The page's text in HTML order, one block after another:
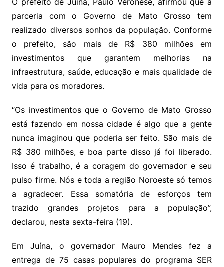
y
Li
n
k
s
A
p
p
gr
a
m
e
dI
n
l
gl
e
Cl
a
s
o
m
s
e
n
g
s
s
a
g
e
lo
o
k.
c
o
m
y
p
e
h
o
o
M
ai
l
e
a
d
s
ai
l
ar
e
O prefeito de Juína, Paulo Veronese, afirmou que a
parceria com o Governo de Mato Grosso tem
realizado diversos sonhos da população. Conforme
o prefeito, são mais de R$ 380 milhões em
investimentos que garantem melhorias na
infraestrutura, saúde, educação e mais qualidade de
vida para os moradores.
“Os investimentos que o Governo de Mato Grosso
está fazendo em nossa cidade é algo que a gente
nunca imaginou que poderia ser feito. São mais de
R$ 380 milhões, e boa parte disso já foi liberado.
Isso é trabalho, é a coragem do governador e seu
pulso firme. Nós e toda a região Noroeste só temos
a agradecer. Essa somatória de esforços tem
trazido grandes projetos para a população”,
declarou, nesta sexta-feira (19).
Em Juína, o governador Mauro Mendes fez a
entrega de 75 casas populares do programa SER